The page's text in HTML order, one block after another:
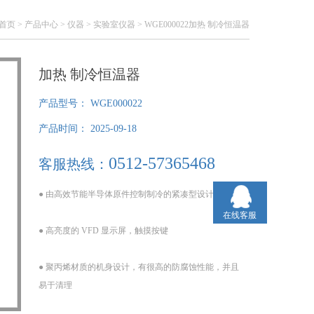
页 > 产品中心 > 仪器 > 实验室仪器 > WGE000022加热 制冷恒温器
加热 制冷恒温器
产品型号： WGE000022
产品时间： 2025-09-18
客服热线： 0512-57365468
● 由高效节能半导体原件控制制冷的紧凑型设计。
● 高亮度的 VFD 显示屏，触摸按键
● 聚丙烯材质的机身设计，有很高的防腐蚀性能，并且
易于清理
在线客服